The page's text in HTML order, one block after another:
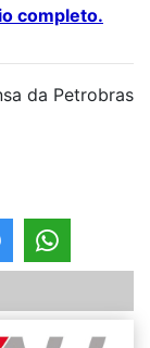
completo.
da Petrobras